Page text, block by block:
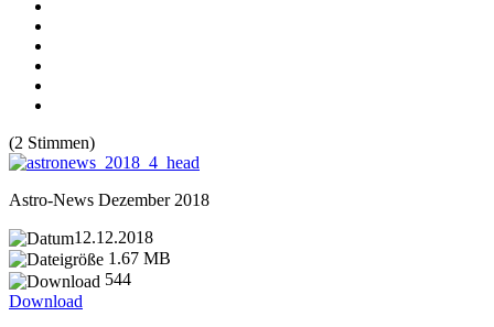
(2 Stimmen)
Astro-News Dezember 2018
12.12.2018
1.67 MB
544
Download